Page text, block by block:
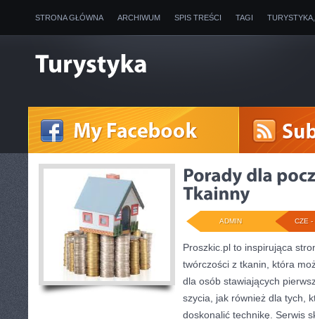
STRONA GŁÓWNA ARCHIWUM SPIS TREŚCI TAGI
CZE -
ADMIN
Proszkic.pl to inspirująca
twórczości z tkanin, która
dla osób stawiających
szycia, jak również dla tych,
doskonalić technikę. Serwis